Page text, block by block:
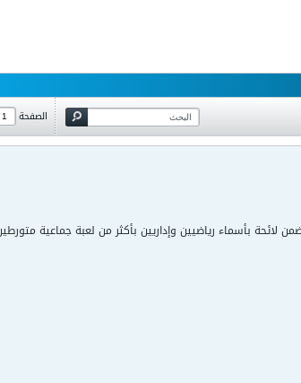
الصفحة
لائحة بأسماء رياضيين وإداريين بأكثر من لعبة جماعية